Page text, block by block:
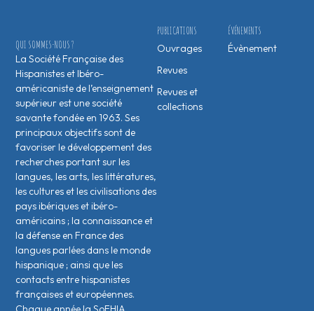
ÉVÉNEMENTS
Évènement
PUBLICATIONS
Ouvrages
Revues
Revues et
collections
QUI SOMMES-NOUS ?
La Société Française des
Hispanistes et Ibéro-
américaniste de l’enseignement
supérieur est une société
savante fondée en 1963. Ses
principaux objectifs sont de
favoriser le développement des
recherches portant sur les
langues, les arts, les littératures,
les cultures et les civilisations des
pays ibériques et ibéro-
américains ; la connaissance et
la défense en France des
langues parlées dans le monde
hispanique ; ainsi que les
contacts entre hispanistes
français·es et européen·nes.